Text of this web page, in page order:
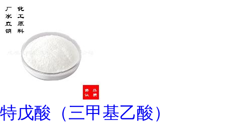
特戊酸（三甲基乙酸）